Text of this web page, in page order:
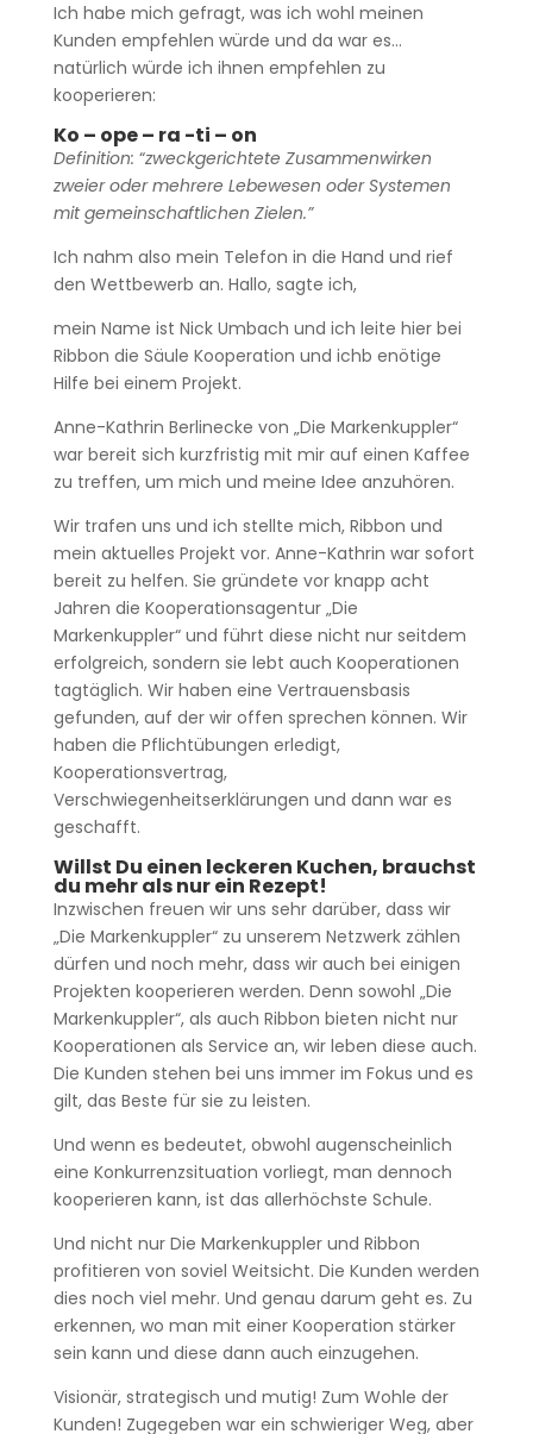
Ich habe mich gefragt, was ich wohl meinen
Kunden empfehlen würde und da war es…
natürlich würde ich ihnen empfehlen zu
kooperieren:
Ko – ope – ra -ti – on
Definition: “zweckgerichtete Zusammenwirken
zweier oder mehrere Lebewesen oder Systemen
mit gemeinschaftlichen Zielen.”
Ich nahm also mein Telefon in die Hand und rief
den Wettbewerb an. Hallo, sagte ich,
mein Name ist Nick Umbach und ich leite hier bei
Ribbon die Säule Kooperation und ichb enötige
Hilfe bei einem Projekt.
Anne-Kathrin Berlinecke von „Die Markenkuppler“
war bereit sich kurzfristig mit mir auf einen Kaffee
zu treffen, um mich und meine Idee anzuhören.
Wir trafen uns und ich stellte mich, Ribbon und
mein aktuelles Projekt vor. Anne-Kathrin war sofort
bereit zu helfen. Sie gründete vor knapp acht
Jahren die Kooperationsagentur „Die
Markenkuppler“ und führt diese nicht nur seitdem
erfolgreich, sondern sie lebt auch Kooperationen
tagtäglich. Wir haben eine Vertrauensbasis
gefunden, auf der wir offen sprechen können. Wir
haben die Pflichtübungen erledigt,
Kooperationsvertrag,
Verschwiegenheitserklärungen und dann war es
geschafft.
Willst Du einen leckeren Kuchen, brauchst
du mehr als nur ein Rezept!
Inzwischen freuen wir uns sehr darüber, dass wir
„Die Markenkuppler“ zu unserem Netzwerk zählen
dürfen und noch mehr, dass wir auch bei einigen
Projekten kooperieren werden. Denn sowohl „Die
Markenkuppler“, als auch Ribbon bieten nicht nur
Kooperationen als Service an, wir leben diese auch.
Die Kunden stehen bei uns immer im Fokus und es
gilt, das Beste für sie zu leisten.
Und wenn es bedeutet, obwohl augenscheinlich
eine Konkurrenzsituation vorliegt, man dennoch
kooperieren kann, ist das allerhöchste Schule.
Und nicht nur Die Markenkuppler und Ribbon
profitieren von soviel Weitsicht. Die Kunden werden
dies noch viel mehr. Und genau darum geht es. Zu
erkennen, wo man mit einer Kooperation stärker
sein kann und diese dann auch einzugehen.
Visionär, strategisch und mutig! Zum Wohle der
Kunden! Zugegeben war ein schwieriger Weg, aber